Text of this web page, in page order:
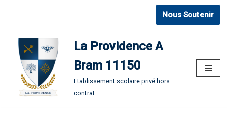
contenu
Nous Soutenir
La Providence A
Bram 11150
Etablissement scolaire privé hors
contrat